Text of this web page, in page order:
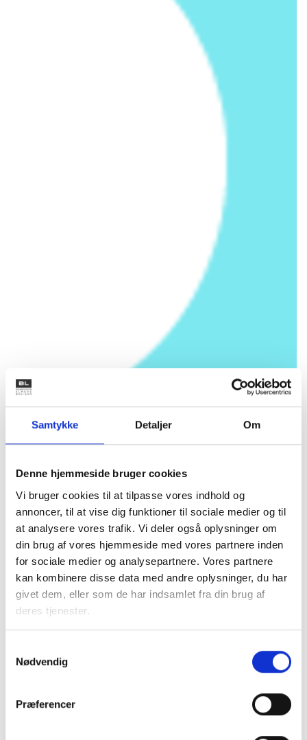
Samtykke Detaljer Om
Denne hjemmeside bruger cookies
Vi bruger cookies til at tilpasse vores indhold og
annoncer, til at vise dig funktioner til sociale medier og til
at analysere vores trafik. Vi deler også oplysninger om
din brug af vores hjemmeside med vores partnere inden
for sociale medier og analysepartnere. Vores partnere
kan kombinere disse data med andre oplysninger, du har
givet dem, eller som de har indsamlet fra din brug af
deres tjenester.
Nødvendig
Præferencer